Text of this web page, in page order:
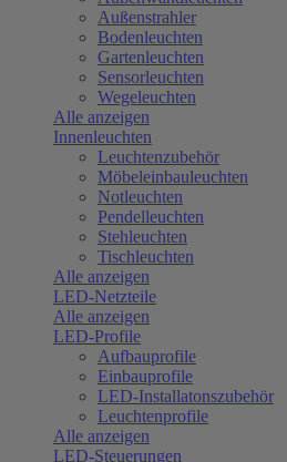
Außenstrahler
Bodenleuchten
Gartenleuchten
Sensorleuchten
Wegeleuchten
Alle anzeigen
Innenleuchten
Leuchtenzubehör
Möbeleinbauleuchten
Notleuchten
Pendelleuchten
Stehleuchten
Tischleuchten
Alle anzeigen
LED-Netzteile
Alle anzeigen
LED-Profile
Aufbauprofile
Einbauprofile
LED-Installatonszubehör
Leuchtenprofile
Alle anzeigen
LED-Steuerungen